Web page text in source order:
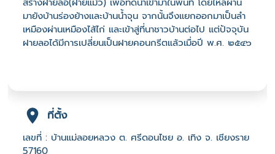
มายังบ้านร่องย้างและบ้านน้ำจุน จากนั้นจึงแยกออกมาเป็นลำ
เหมืองผ่านเหมืองไส้ไก่ และเข้าสู่ที่นาชาวบ้านต่อไป แต่ปัจจุบัน
ฝายลอได้มีการเปลี่ยนเป็นฝายคอนกรีตแล้วเมื่อปี พ.ศ. ๒๕๔๖
ที่ตั้ง
เลขที่ : บ้านแม่ลอยหลวง ต. ศรีดอนไชย อ. เทิง จ. เชียงราย
57160